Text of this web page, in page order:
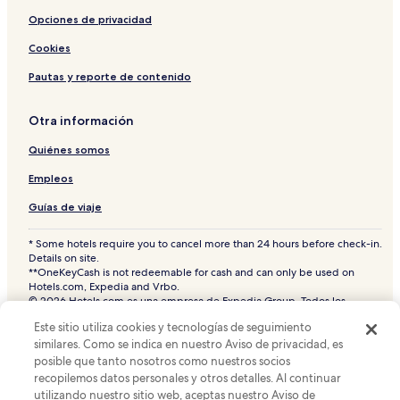
Hoteles con gimnasio en Milán
Hoteles cerca de Iglesia de Santa Maria alla Porta
Hoteles cerca de Biblioteca Ambrosiana
Hoteles para ir de compras en Milán
Hoteles cerca de Piazza Missori
Hoteles LGBTQIA cerca de Via Torino
Hoteles 4 estrellas en Centro histórico
Hoteles de lujo en Lombardía
Opciones de privacidad
Cookies
Pautas y reporte de contenido
Otra información
Quiénes somos
Empleos
Guías de viaje
* Some hotels require you to cancel more than 24 hours before check-in.
Details on site.
**OneKeyCash is not redeemable for cash and can only be used on
Hotels.com, Expedia and Vrbo.
© 2026 Hotels.com es una empresa de Expedia Group. Todos los
Hoteles.com y el logotipo de Hoteles.com son marcas comerciales o
marcas comerciales registradas de Hotels.com, L.P. CST# 2029030-50.
Este sitio utiliza cookies y tecnologías de seguimiento
similares. Como se indica en nuestro Aviso de privacidad, es
posible que tanto nosotros como nuestros socios
recopilemos datos personales y otros detalles. Al continuar
utilizando nuestro sitio web, aceptas nuestro Aviso de